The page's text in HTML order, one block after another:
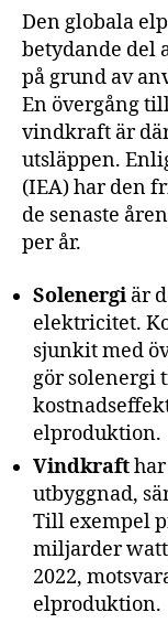
Den globala
betydande del
på grund av
En övergång
vindkraft är
utsläppen.
(IEA) har den
de senaste
per år.
Solenergi är
elektricitet.
sjunkit med
gör solenergi
elproduktion.
Vindkraft
utbyggnad,
Till exempel
miljarder
2022,
elproduktion.